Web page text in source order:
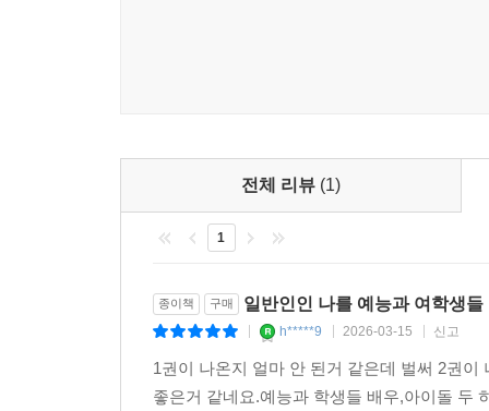
전체 리뷰 (1)
1
종이책 구매 일반인인 나를 예능과 여학생들
h*****9 2026-03-15 신고
1권이 나온지 얼마 안 된거 같은데 벌써 2권
좋은거 같네요.예능과 학생들 배우,아이돌 두